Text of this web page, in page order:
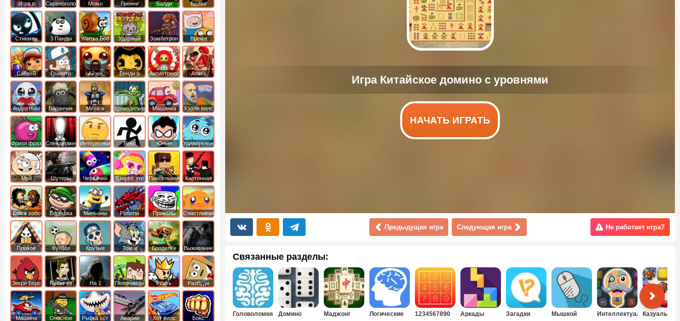
НАЧАТЬ ИГРАТЬ
Предыдущая игра Следующая игра Не работает игра?
Связанные разделы:
Головоломки Домино Маджонг Логические 1234567890 Аркады Загадки Мышкой ИнтеллектуальныеКазуальные
Игра в
Кальмара
Сиреноголовый Момо Гренни Балди
Браво
Старс
Стикмен 3 Панды Улитка Боб
Ударный
отряд котят
Зомботрон
Время
Приключений
Сабвей
Серф
Гравити
Фолз
Айзек
Бенди и
Чернильная
машина
Антистресс
Атака
Титанов
Андертейл
Баранчик
Шон
Мечи и
Сандали
Крокодильчик
Свомпи
Машинка
Вилли
Хэппи вилс
Фризл фраз Слендермен Интересные Векс
Юные
титаны
вперед
Удивительный
мир
Гамбола
Мой
шумный
дом
Шутеры Червячки Взорви это
Пиксельная
война
Картонная
башка
Бомж хобо
Воришка
боб
Миньоны
Роботы
динозавры
Приколы
Счастливая
обезьянка
Плохое
мороженое
Футбол
головами
Крутые
Том и
джерри
Бродилки
Приключения
Выживание
Энгри Берс
Побег из
тюрьмы
На 1 Песочницы
Убить
короля
Разбуди
коробку
Машина
Опасное
Рыбка ест
Аварии
Хот вилс Бокс